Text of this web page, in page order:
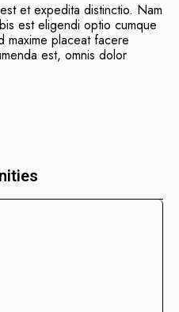
et expedita distinctio. Nam
est eligendi optio cumque
maxime placeat facere
est, omnis dolor